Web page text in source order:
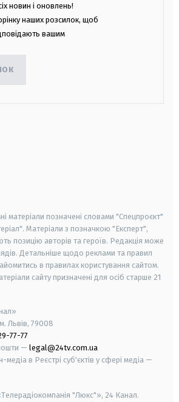
новин і оновлень!
наших розсилок, щоб
вашим
матеріали позначені словами "Спецпроєкт"
Матеріали з позначкою "Експерт",
позицію авторів та героїв. Редакція може
Детальніше щодо реклами та правил
в правилах користування сайтом.
сайту призначені для осіб старше 21
Львів, 79008
77-77
— legal@24tv.com.ua
медіа в Реєстрі суб'єктів у сфері медіа —
"Люкс"», 24 Канал.